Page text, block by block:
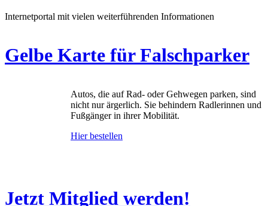
Internetportal mit vielen weiterführenden Informationen
Gelbe Karte für Falschparker
Autos, die auf Rad- oder Gehwegen parken, sind
nicht nur ärgerlich. Sie behindern Radlerinnen und
Fußgänger in ihrer Mobilität.
Hier bestellen
Jetzt Mitglied werden!